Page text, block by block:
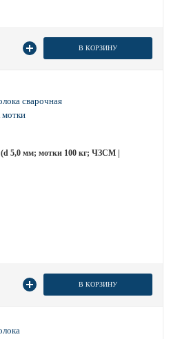
В КОРЗИНУ
5,0 мм; мотки 100 кг; ЧЗСМ |
В КОРЗИНУ